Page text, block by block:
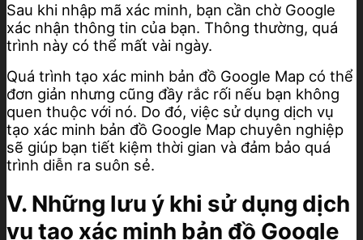
Sau khi nhập mã xác minh, bạn cần chờ Google
xác nhận thông tin của bạn. Thông thường, quá
trình này có thể mất vài ngày.
Quá trình tạo xác minh bản đồ Google Map có thể
đơn giản nhưng cũng đầy rắc rối nếu bạn không
quen thuộc với nó. Do đó, việc sử dụng dịch vụ
tạo xác minh bản đồ Google Map chuyên nghiệp
sẽ giúp bạn tiết kiệm thời gian và đảm bảo quá
trình diễn ra suôn sẻ.
V. Những lưu ý khi sử dụng dịch
vụ tạo xác minh bản đồ Google